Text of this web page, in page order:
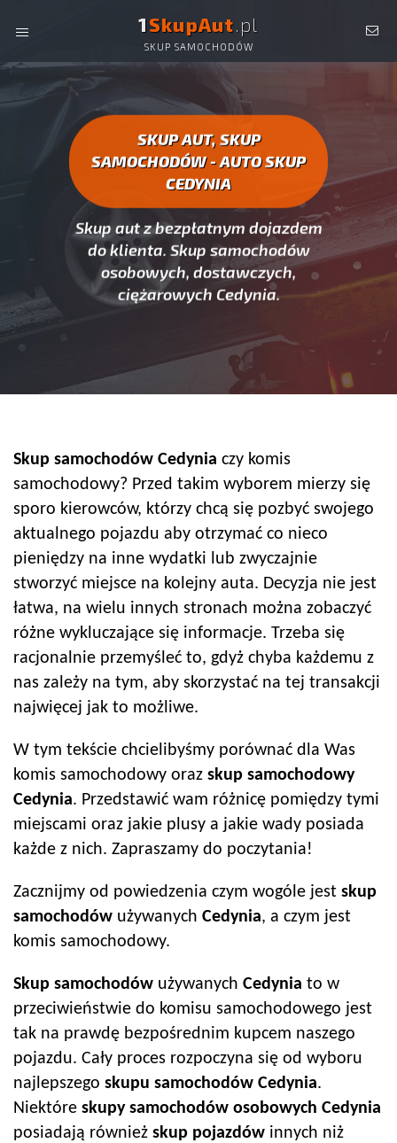
1SkupAut.pl
SKUP SAMOCHODÓW
AUTO SKUP CEDYNIA -
SAMOCHODÓW CEDYNIA
SKUP AUT, SKUP
SAMOCHODÓW - AUTO SKUP
CEDYNIA
Skup aut z bezpłatnym dojazdem
do klienta. Skup samochodów
osobowych, dostawczych,
ciężarowych Cedynia.
Skup samochodów Cedynia czy komis
samochodowy? Przed takim wyborem mierzy się
sporo kierowców, którzy chcą się pozbyć swojego
aktualnego pojazdu aby otrzymać co nieco
pieniędzy na inne wydatki lub zwyczajnie
stworzyć miejsce na kolejny auta. Decyzja nie jest
łatwa, na wielu innych stronach można zobaczyć
różne wykluczające się informacje. Trzeba się
racjonalnie przemyśleć to, gdyż chyba każdemu z
nas zależy na tym, aby skorzystać na tej transakcji
najwięcej jak to możliwe.
W tym tekście chcielibyśmy porównać dla Was
komis samochodowy oraz skup samochodowy
Cedynia. Przedstawić wam różnicę pomiędzy tymi
miejscami oraz jakie plusy a jakie wady posiada
każde z nich. Zapraszamy do poczytania!
Zacznijmy od powiedzenia czym wogóle jest skup
samochodów używanych Cedynia, a czym jest
komis samochodowy.
Skup samochodów używanych Cedynia to w
przeciwieństwie do komisu samochodowego jest
tak na prawdę bezpośrednim kupcem naszego
pojazdu. Cały proces rozpoczyna się od wyboru
najlepszego skupu samochodów Cedynia.
Niektóre skupy samochodów osobowych Cedynia
posiadają również skup pojazdów innych niż